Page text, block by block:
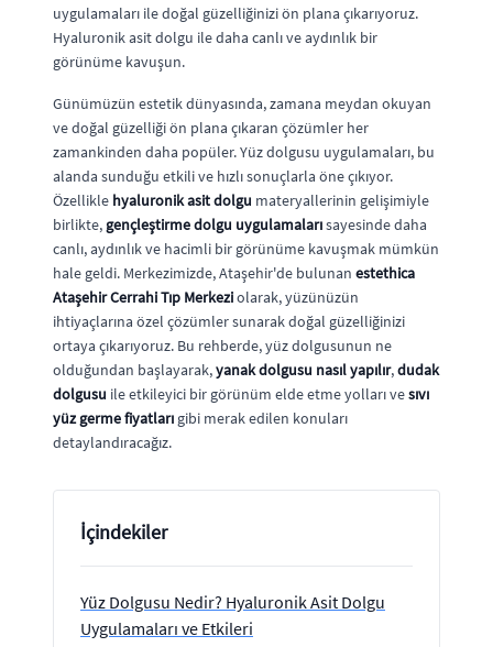
uygulamaları ile doğal güzelliğinizi ön plana çıkarıyoruz.
Hyaluronik asit dolgu ile daha canlı ve aydınlık bir
görünüme kavuşun.
Günümüzün estetik dünyasında, zamana meydan okuyan
ve doğal güzelliği ön plana çıkaran çözümler her
zamankinden daha popüler. Yüz dolgusu uygulamaları, bu
alanda sunduğu etkili ve hızlı sonuçlarla öne çıkıyor.
Özellikle hyaluronik asit dolgu materyallerinin gelişimiyle
birlikte, gençleştirme dolgu uygulamalarısayesinde daha
canlı, aydınlık ve hacimli bir görünüme kavuşmak mümkün
hale geldi. Merkezimizde, Ataşehir'de bulunan estethica
Ataşehir Cerrahi Tıp Merkeziolarak, yüzünüzün
ihtiyaçlarına özel çözümler sunarak doğal güzelliğinizi
ortaya çıkarıyoruz. Bu rehberde, yüz dolgusunun ne
olduğundan başlayarak,yanak dolgusu nasıl yapılır,dudak
dolgusu ile etkileyici bir görünüm elde etme yolları vesıvı
yüz germe fiyatları gibi merak edilen konuları
detaylandıracağız.
İçindekiler
Yüz Dolgusu Nedir? Hyaluronik Asit Dolgu
Uygulamaları ve Etkileri